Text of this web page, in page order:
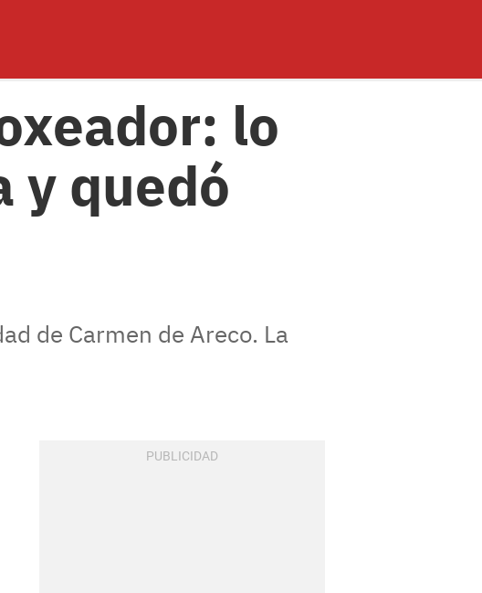
lo
y quedó
de Carmen de Areco. La